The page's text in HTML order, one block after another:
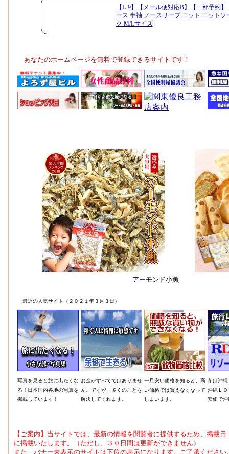
【L-9】【メール便対応B】【一部予約
ース 半袖 ノースリーブ ニット ニット
ク M/Lサイズ
アーモンド小魚
【ご案内】当サイトでは、最新の情報を閲覧者に提供するため、掲載
に掲載いたします。（ただし、３０日間は更新ができません）
また、バナー未表示のサイトは下位の表示になります。ご了承ください